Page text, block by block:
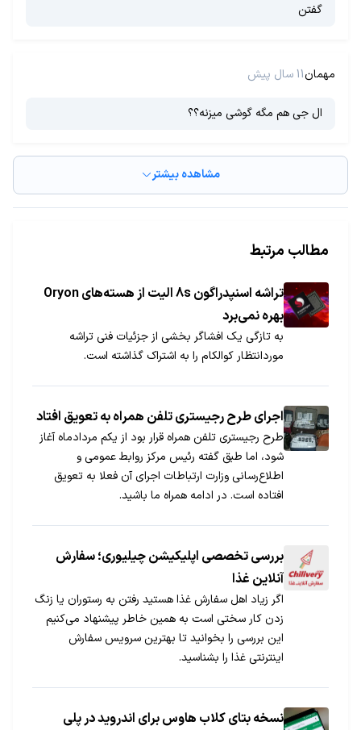
گفتن
مهمان11 سال پیش
ال جى هم مگه گوشى ميزنه؟؟
مشاهده بیشتر
مطالب مرتبط
تراشه اسنپدراگون 8s الیت از هسته‌های Oryon
بهره نمی‌برد
به تازگی یک افشاگر بخشی از جزئیات فنی تراشه
موردانتظار کوالکام را به اشتراک گذاشته است.
اجرای طرح رجیستری تلفن همراه به تعویق افتاد
طرح رجیستری تلفن‌ همراه قرار بود از یکم مردادماه آغاز
شود، اما طبق گفته رئیس مرکز روابط عمومی و
اطلاع‌رسانی وزارت ارتباطات اجرای آن فعلا به تعویق
افتاده است. در ادامه همراه ما باشید.
بررسی تخصصی اپلیکیشن چیلیوری؛ سفارش
آنلاین غذا
اگر زیاد اهل سفارش غذا هستید رفتن به رستوران یا زنگ
زدن کار سختی است به همین خاطر پیشنهاد می‌کنیم
این بررسی را بخوانید تا بهترین سرویس سفارش
اینترنتی غذا را بشناسید.
نسخه بتای کلاب هاوس برای اندروید در پلی